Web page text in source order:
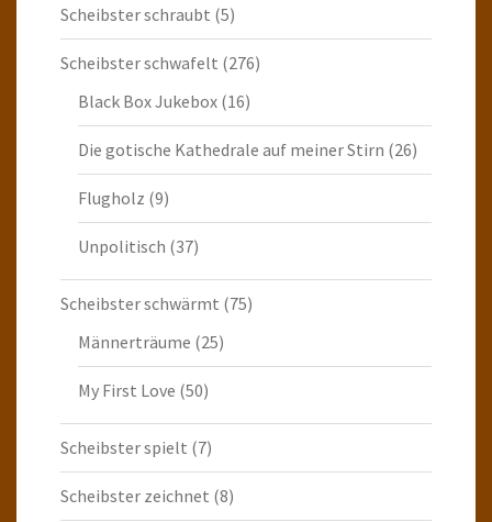
Scheibster schraubt (5)
Scheibster schwafelt (276)
Black Box Jukebox (16)
Die gotische Kathedrale auf meiner Stirn (26)
Flugholz (9)
Unpolitisch (37)
Scheibster schwärmt (75)
Männerträume (25)
My First Love (50)
Scheibster spielt (7)
Scheibster zeichnet (8)